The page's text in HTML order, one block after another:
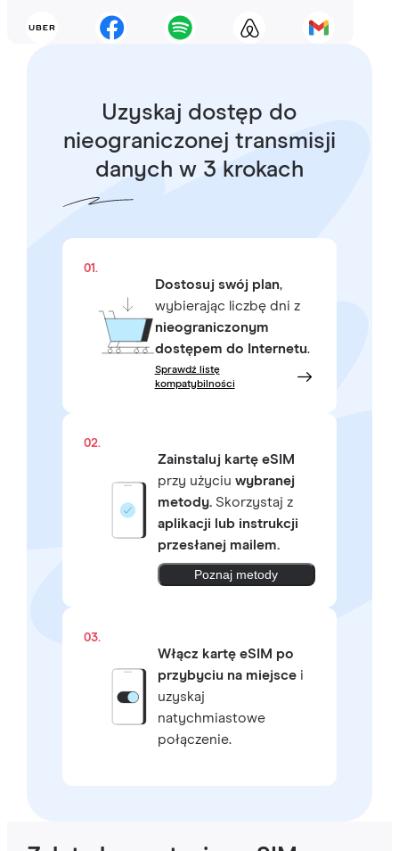
Uzyskaj dostęp do
nieograniczonej transmisji
danych w 3 krokach
01.
Dostosuj swój plan,
wybierając liczbę dni z
nieograniczonym
dostępem do Internetu.
Sprawdź listę
kompatybilności
02.
Zainstaluj kartę eSIM
przy użyciu wybranej
metody.Skorzystaj z
aplikacji lub instrukcji
przesłanej mailem.
Poznaj metody
03.
Włącz kartę eSIM po
przybyciu na miejscei
uzyskaj
natychmiastowe
połączenie.